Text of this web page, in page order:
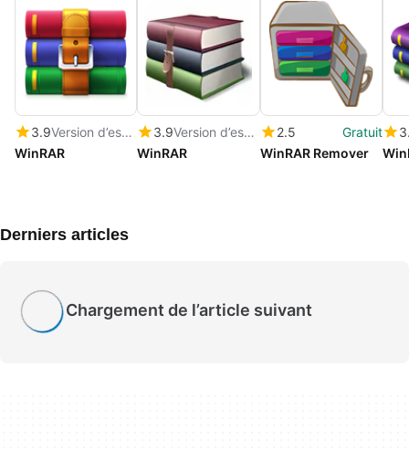
3.9
Version d’essai
WinRAR
3.9
Version d’essai
WinRAR
2.5
Gratuit
WinRAR Remover
Derniers articles
Chargement de l’article suivant